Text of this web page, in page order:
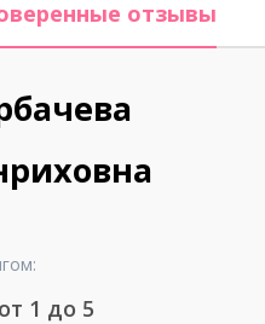
отзывы
от 1 до 5